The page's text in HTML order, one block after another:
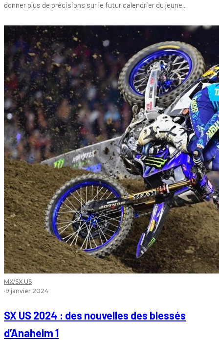
donner plus de précisions sur le futur calendrier du jeune...
MX/SX US
·9 janvier 2024
SX US 2024 : des nouvelles des blessés
d’Anaheim 1